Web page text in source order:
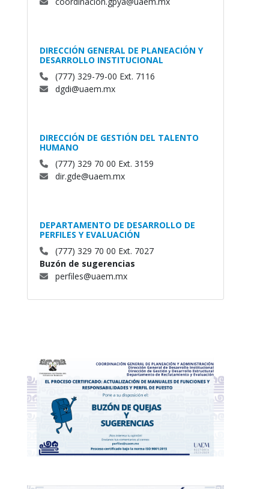
DIRECCIÓN GENERAL DE PLANEACIÓN Y
DESARROLLO INSTITUCIONAL
(777) 329-79-00 Ext. 7116
dgdi@uaem.mx
DIRECCIÓN DE GESTIÓN DEL TALENTO
HUMANO
(777) 329 70 00 Ext. 3159
dir.gde@uaem.mx
DEPARTAMENTO DE DESARROLLO DE
PERFILES Y EVALUACIÓN
(777) 329 70 00 Ext. 7027
Buzón de sugerencias
perfiles@uaem.mx